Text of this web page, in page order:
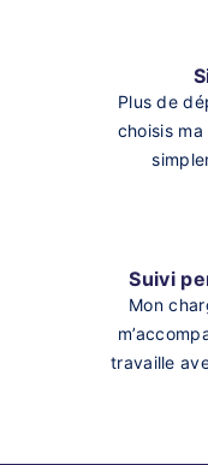
Plus de
choisis
Suivi
Mon
travaille